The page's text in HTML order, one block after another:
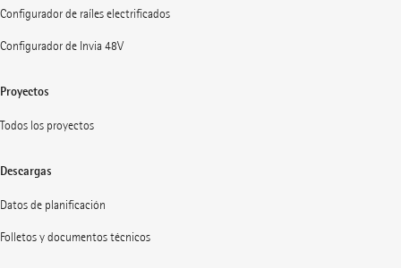
Configurador de raíles electrificados
Configurador de Invia 48V
Proyectos
Todos los proyectos
Descargas
Datos de planificación
Folletos y documentos técnicos